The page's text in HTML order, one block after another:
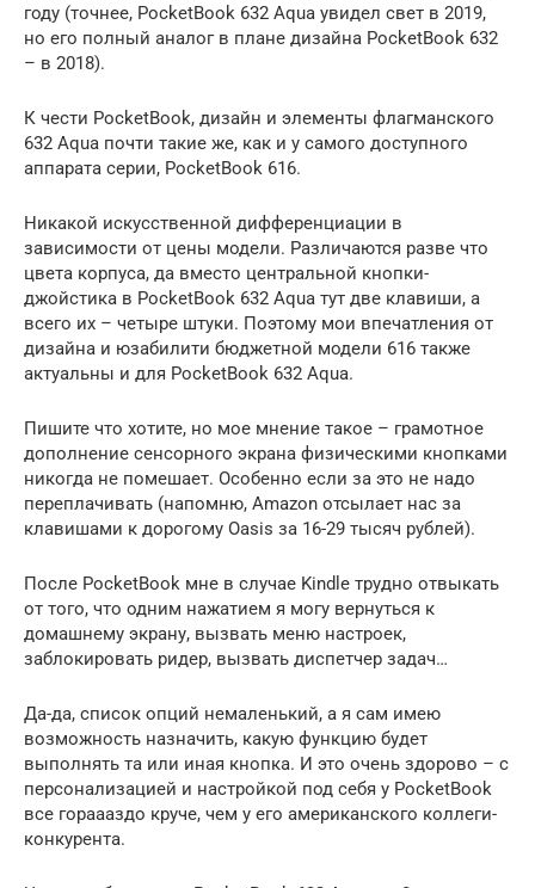
году (точнее, PocketBook 632 Aqua увидел свет в 2019,
но его полный аналог в плане дизайна PocketBook 632
– в 2018).
К чести PocketBook, дизайн и элементы флагманского
632 Aqua почти такие же, как и у самого доступного
аппарата серии, PocketBook 616.
Никакой искусственной дифференциации в
зависимости от цены модели. Различаются разве что
цвета корпуса, да вместо центральной кнопки-
джойстика в PocketBook 632 Aqua тут две клавиши, а
всего их – четыре штуки. Поэтому мои впечатления от
дизайна и юзабилити бюджетной модели 616 также
актуальны и для PocketBook 632 Aqua.
Пишите что хотите, но мое мнение такое – грамотное
дополнение сенсорного экрана физическими кнопками
никогда не помешает. Особенно если за это не надо
переплачивать (напомню, Amazon отсылает нас за
клавишами к дорогому Oasis за 16-29 тысяч рублей).
После PocketBook мне в случае Kindle трудно отвыкать
от того, что одним нажатием я могу вернуться к
домашнему экрану, вызвать меню настроек,
заблокировать ридер, вызвать диспетчер задач…
Да-да, список опций немаленький, а я сам имею
возможность назначить, какую функцию будет
выполнять та или иная кнопка. И это очень здорово – с
персонализацией и настройкой под себя у PocketBook
все гораааздо круче, чем у его американского коллеги-
конкурента.